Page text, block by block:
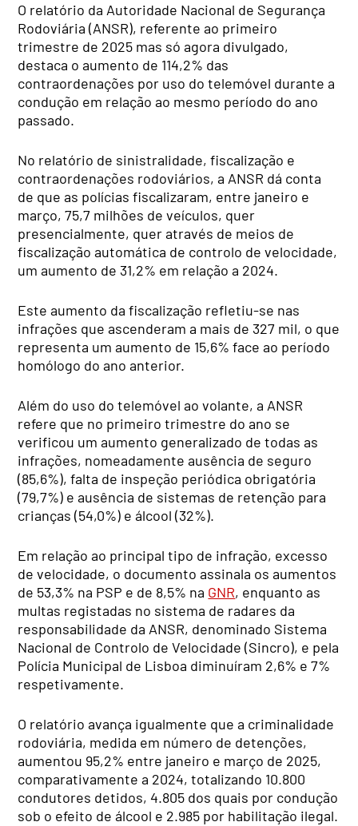
O relatório da Autoridade Nacional de Segurança
Rodoviária (ANSR), referente ao primeiro
trimestre de 2025 mas só agora divulgado,
destaca o aumento de 114,2% das
contraordenações por uso do telemóvel durante a
condução em relação ao mesmo período do ano
passado.
No relatório de sinistralidade, fiscalização e
contraordenações rodoviários, a ANSR dá conta
de que as polícias fiscalizaram, entre janeiro e
março, 75,7 milhões de veículos, quer
presencialmente, quer através de meios de
fiscalização automática de controlo de velocidade,
um aumento de 31,2% em relação a 2024.
Este aumento da fiscalização refletiu-se nas
infrações que ascenderam a mais de 327 mil, o que
representa um aumento de 15,6% face ao período
homólogo do ano anterior.
Além do uso do telemóvel ao volante, a ANSR
refere que no primeiro trimestre do ano se
verificou um aumento generalizado de todas as
infrações, nomeadamente ausência de seguro
(85,6%), falta de inspeção periódica obrigatória
(79,7%) e ausência de sistemas de retenção para
crianças (54,0%) e álcool (32%).
Em relação ao principal tipo de infração, excesso
de velocidade, o documento assinala os aumentos
de 53,3% na PSP e de 8,5% na GNR, enquanto as
multas registadas no sistema de radares da
responsabilidade da ANSR, denominado Sistema
Nacional de Controlo de Velocidade (Sincro), e pela
Polícia Municipal de Lisboa diminuíram 2,6% e 7%
respetivamente.
O relatório avança igualmente que a criminalidade
rodoviária, medida em número de detenções,
aumentou 95,2% entre janeiro e março de 2025,
comparativamente a 2024, totalizando 10.800
condutores detidos, 4.805 dos quais por condução
sob o efeito de álcool e 2.985 por habilitação ilegal.